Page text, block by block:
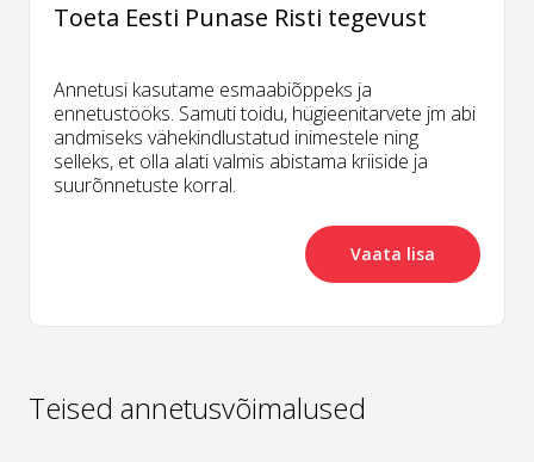
Toeta Eesti Punase Risti tegevust
Annetusi kasutame esmaabiõppeks ja
ennetustööks. Samuti toidu, hügieenitarvete jm abi
andmiseks vähekindlustatud inimestele ning
selleks, et olla alati valmis abistama kriiside ja
suurõnnetuste korral.
Vaata lisa
Teised annetusvõimalused